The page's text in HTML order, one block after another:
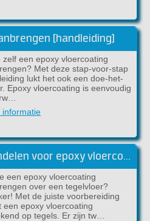
[handleiding]
zelf een epoxy vloercoating
Met deze stap-voor-stap
lukt het ook een doe-het-
Epoxy vloercoating is eenvoudig
informatie
Tegelvloer voorbehandelen voor epoxy vloercoating
een epoxy vloercoating
over een tegelvloer?
Met de juiste voorbereiding
een epoxy vloercoating
op tegels. Er zijn tw…